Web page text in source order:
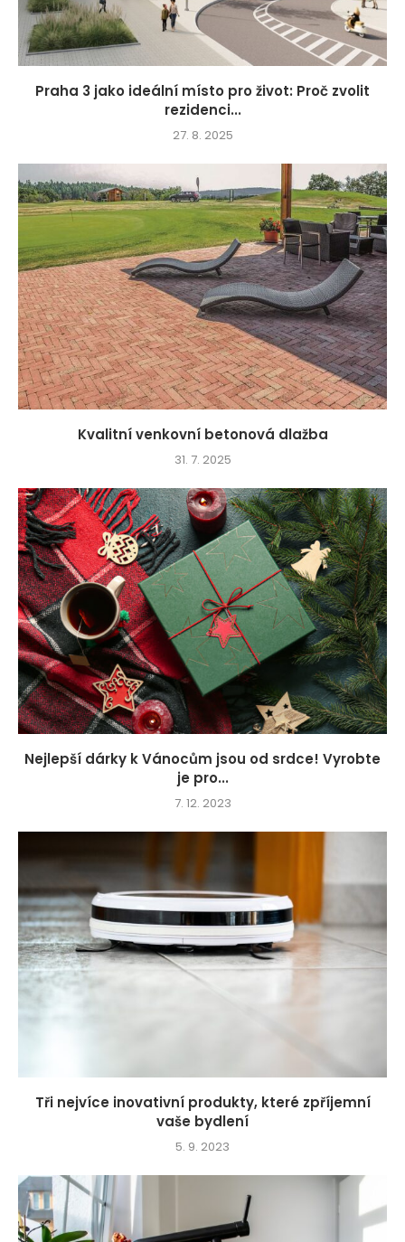
Praha 3 jako ideální místo pro život: Proč zvolit
rezidenci...
27. 8. 2025
Kvalitní venkovní betonová dlažba
31. 7. 2025
Nejlepší dárky k Vánocům jsou od srdce! Vyrobte
je pro...
7. 12. 2023
Tři nejvíce inovativní produkty, které zpříjemní
vaše bydlení
5. 9. 2023